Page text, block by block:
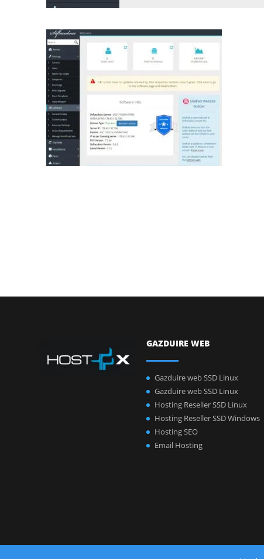
GAZDUIRE WEB
Gazduire web SSD Linux
Gazduire web SSD Linux
Hosting Reseller SSD Linux
Hosting Reseller SSD Windows
Hosting SEO
Email Hosting